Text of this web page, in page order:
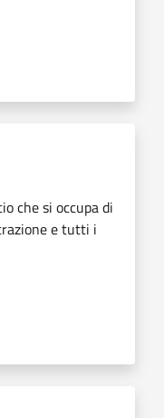
che si occupa di
e tutti i